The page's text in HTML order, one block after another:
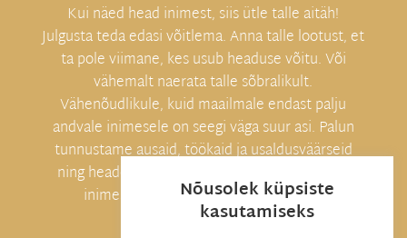
Kui näed head inimest, siis ütle talle aitäh!
Julgusta teda edasi võitlema. Anna talle lootust, et
ta pole viimane, kes usub headuse võitu. Või
vähemalt naerata talle sõbralikult.
Vähenõudlikule, kuid maailmale endast palju
andvale inimesele on seegi väga suur asi. Palun
tunnustame ausaid, töökaid ja usaldusväärseid
ning heade eesmärkidega inimesi, sest heade
inimeste õlgadel seisab kogu maailm!
Nõusolek küpsiste
kasutamiseks